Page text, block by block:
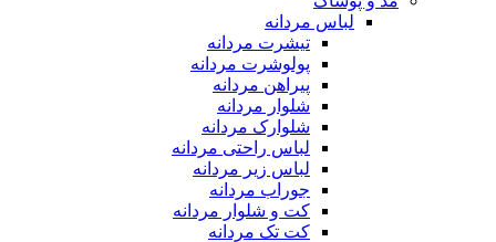
لباس مردانه
تیشرت مردانه
پولوشرت مردانه
پیراهن مردانه
شلوار مردانه
شلوارک مردانه
لباس راحتی مردانه
لباس زیر مردانه
جوراب مردانه
کت و شلوار مردانه
کت تک مردانه